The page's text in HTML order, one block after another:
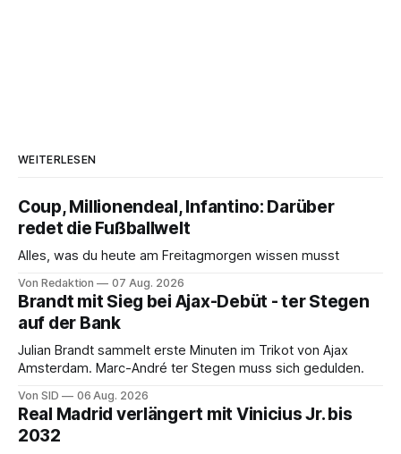
WEITERLESEN
Coup, Millionendeal, Infantino: Darüber
redet die Fußballwelt
Alles, was du heute am Freitagmorgen wissen musst
Von Redaktion 07 Aug. 2026
Brandt mit Sieg bei Ajax-Debüt - ter Stegen
auf der Bank
Julian Brandt sammelt erste Minuten im Trikot von Ajax
Amsterdam. Marc-André ter Stegen muss sich gedulden.
Von SID 06 Aug. 2026
Real Madrid verlängert mit Vinicius Jr. bis
2032